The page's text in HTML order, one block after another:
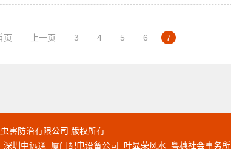
页 上一页 3 4 5 6 7
害防治有限公司 版权所有
深圳中远通 厦门配电设备公司 叶显荣风水 粤穗社会事务所